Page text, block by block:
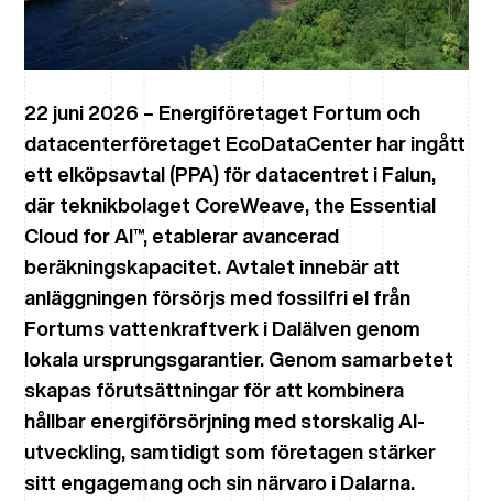
22 juni 2026 – Energiföretaget Fortum och
datacenterföretaget EcoDataCenter har ingått
ett elköpsavtal (PPA) för datacentret i Falun,
där teknikbolaget CoreWeave, the Essential
Cloud for AI™, etablerar avancerad
beräkningskapacitet. Avtalet innebär att
anläggningen försörjs med fossilfri el från
Fortums vattenkraftverk i Dalälven genom
lokala ursprungsgarantier. Genom samarbetet
skapas förutsättningar för att kombinera
hållbar energiförsörjning med storskalig AI-
utveckling, samtidigt som företagen stärker
sitt engagemang och sin närvaro i Dalarna.